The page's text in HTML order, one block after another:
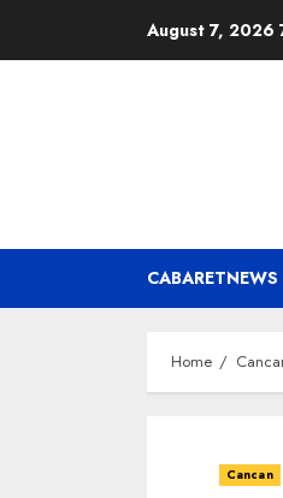
August 7, 2026
CABARETNEWS
Home
Cancan